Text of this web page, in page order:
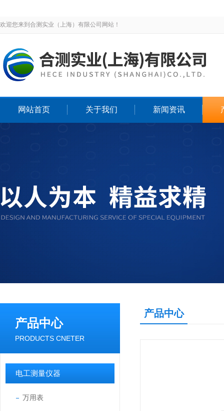
欢迎您来到合测实业（上海）有限公司网站！
网站首页 关于我们 新闻资讯
产品中心
PRODUCTS CNETER
电工测量仪器
万用表
产品中心